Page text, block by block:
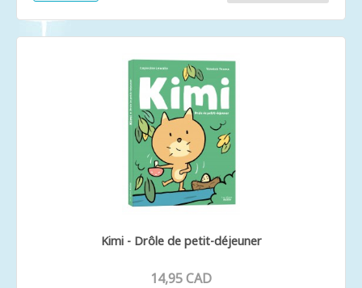
Kimi - Drôle de petit-déjeuner
14,95 CAD